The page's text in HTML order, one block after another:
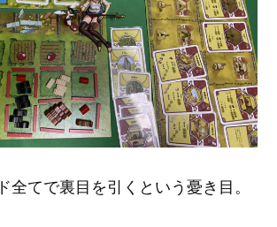
全てで裏目を引くという憂き目。